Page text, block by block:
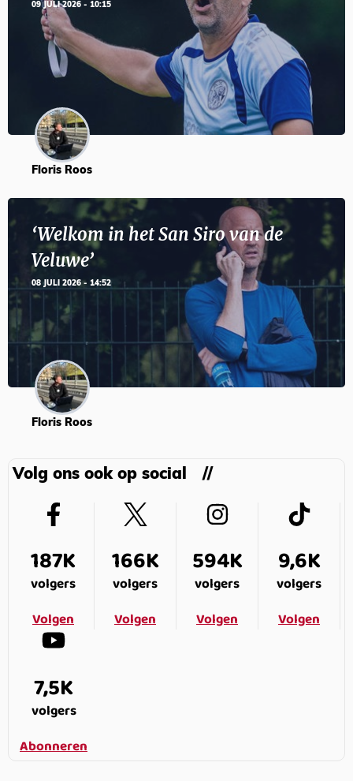
09 JULI 2026 - 10:15
Floris Roos
‘Welkom in het San Siro van de
Veluwe’
08 JULI 2026 - 14:52
Floris Roos
Volg ons ook op social
187K
volgers
Volgen
166K
volgers
Volgen
594K
volgers
Volgen
9,6K
volgers
Volgen
7,5K
volgers
Abonneren